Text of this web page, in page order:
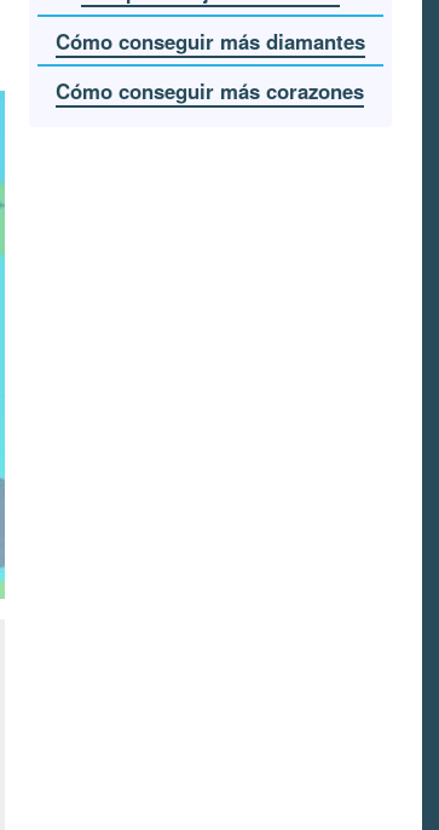
Cómo conseguir más diamantes
Cómo conseguir más corazones